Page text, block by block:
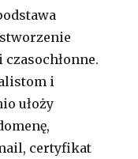
i
ułoży
certyfikat